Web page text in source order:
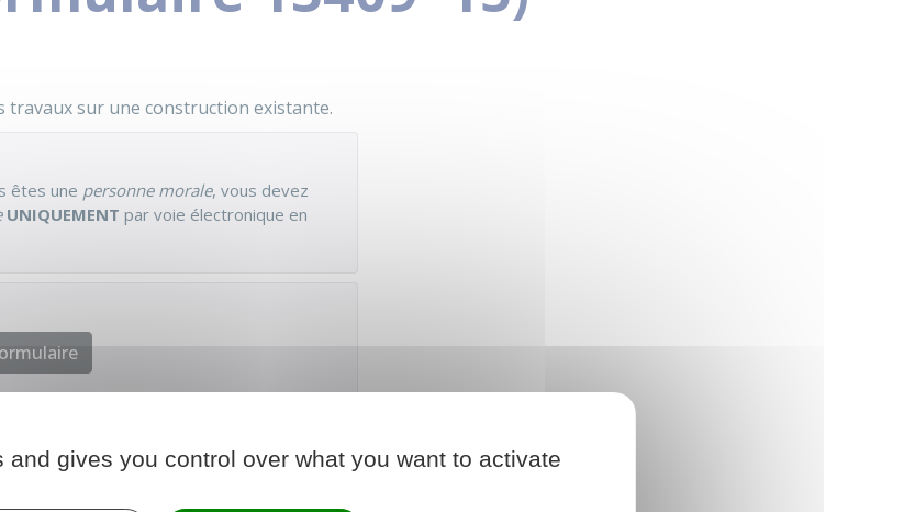
sur une construction existante.
êtes une personne morale, vous devez
UNIQUEMENT par voie électronique en
gives you control over what you want to activate